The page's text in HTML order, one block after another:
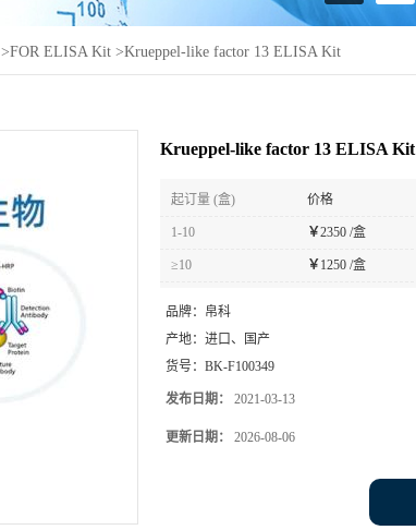
>FOR ELISA Kit >Krueppel-like factor 13 ELISA Kit
Krueppel-like factor 13 ELISA Kit
起订量 (盒) 价格
1-10 ￥2350 /盒
≥10 ￥1250 /盒
品牌： 帛科
产地： 进口、国产
货号： BK-F100349
发布日期： 2021-03-13
更新日期： 2026-08-06